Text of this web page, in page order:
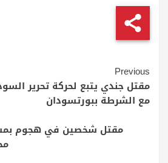
Continue
Reading
Previous
مقتل جندي يتبع لحركة تحرير
مع الشرطة ببورتسودان
مقتل شخصين في هجوم